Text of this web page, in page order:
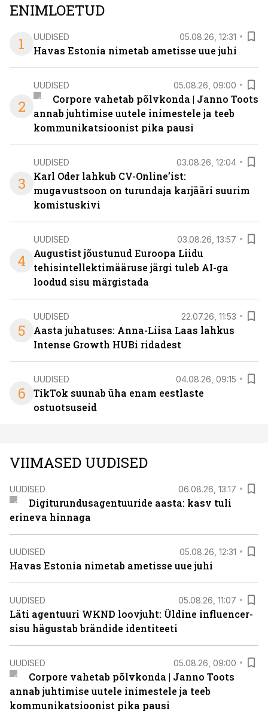
ENIMLOETUD
1
UUDISED 05.08.26, 12:31
Havas Estonia nimetab ametisse uue juhi
2
UUDISED 05.08.26, 09:00
Corpore vahetab põlvkonda | Janno Toots
annab juhtimise uutele inimestele ja teeb
kommunikatsioonist pika pausi
3
UUDISED 03.08.26, 12:04
Karl Oder lahkub CV-Online’ist:
mugavustsoon on turundaja karjääri suurim
komistuskivi
4
UUDISED 03.08.26, 13:57
Augustist jõustunud Euroopa Liidu
tehisintellektimääruse järgi tuleb AI-ga
loodud sisu märgistada
5
UUDISED 22.07.26, 11:53
Aasta juhatuses: Anna-Liisa Laas lahkus
Intense Growth HUBi ridadest
6
UUDISED 04.08.26, 09:15
TikTok suunab üha enam eestlaste
ostuotsuseid
VIIMASED UUDISED
UUDISED 06.08.26, 13:17
Digiturundusagentuuride aasta: kasv tuli
erineva hinnaga
UUDISED 05.08.26, 12:31
Havas Estonia nimetab ametisse uue juhi
UUDISED 05.08.26, 11:07
Läti agentuuri WKND loovjuht: Üldine influencer-
sisu hägustab brändide identiteeti
UUDISED 05.08.26, 09:00
Corpore vahetab põlvkonda | Janno Toots
annab juhtimise uutele inimestele ja teeb
kommunikatsioonist pika pausi